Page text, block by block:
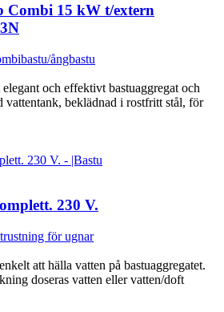
Combi 15 kW t/extern
ångbastu
och effektivt bastuaggregat och
vattentank, beklädnad i rostfritt stål, för
230 V.
för ugnar
att hälla vatten på bastuaggregatet.
doseras vatten eller vatten/doft